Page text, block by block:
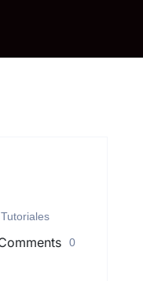
Tutoriales
0